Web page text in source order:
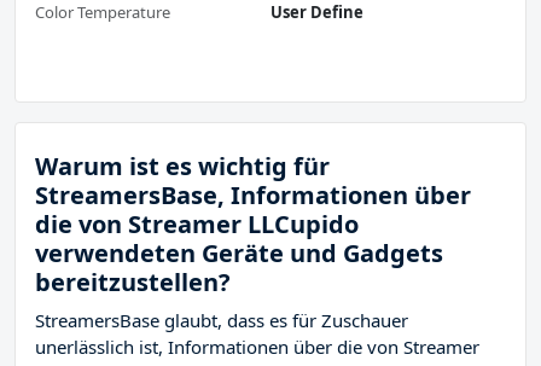
Color Temperature
User Define
Warum ist es wichtig für
StreamersBase, Informationen über
die von Streamer LLCupido
verwendeten Geräte und Gadgets
bereitzustellen?
StreamersBase glaubt, dass es für Zuschauer
unerlässlich ist, Informationen über die von Streamer